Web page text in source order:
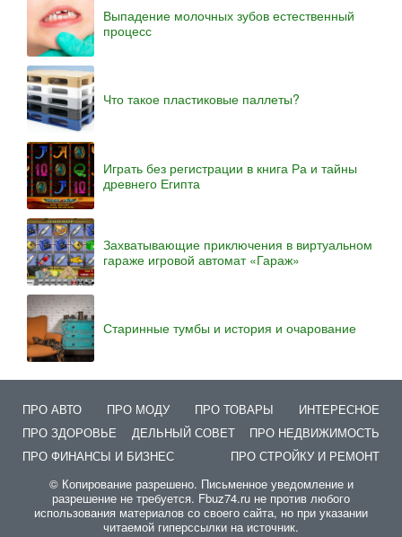
Выпадение молочных зубов естественный
процесс
Что такое пластиковые паллеты?
Играть без регистрации в книга Ра и тайны
древнего Египта
Захватывающие приключения в виртуальном
гараже игровой автомат «Гараж»
Старинные тумбы и история и очарование
ПРО АВТО ПРО МОДУ ПРО ТОВАРЫ
ИНТЕРЕСНОЕ
ПРО ЗДОРОВЬЕ
ДЕЛЬНЫЙ СОВЕТ
ПРО НЕДВИЖИМОСТЬ
ПРО ФИНАНСЫ И БИЗНЕС
ПРО СТРОЙКУ И РЕМОНТ
© Копирование разрешено. Письменное уведомление и
разрешение не требуется. Fbuz74.ru не против любого
использования материалов со своего сайта, но при указании
читаемой гиперссылки на источник.